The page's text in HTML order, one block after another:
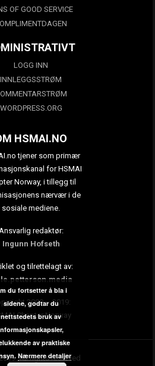
OF GOOD SERVICE
LOGG INN
INNLEGGSSTRØM
WORDPRESS.ORG
HSMAI.NO
tjener som primær
for HSMAI
Norway, i tillegg til
nærvær i de
sosiale mediene.
Ansvarlig redaktør:
Ingunn Hofseth
og tilrettelagt av:
2009 – 2019:
Chapter Norway
All rights reserved
du fortsetter å bla i
sidene, godtar du
nettstedets bruk av
av praktiske
Nærmere detaljer